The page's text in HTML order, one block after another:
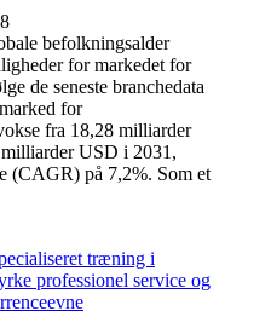
befolkningsalder
for markedet for
de seneste branchedata
for
fra 18,28 milliarder
USD i 2031,
(CAGR) på 7,2%. Som et